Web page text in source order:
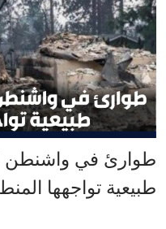
طوارئ في واشنطن
طبيعية تواجهها